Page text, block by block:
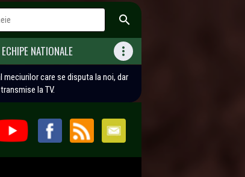

ECHIPE NATIONALE 
care se disputa la noi, dar
la TV.